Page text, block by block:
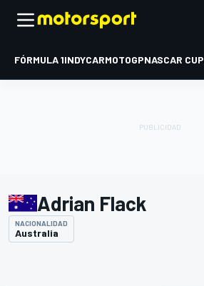
FÓRMULA 1INDYCARMOTOGPNASCAR CUP
Adrian Flack
NACIONALIDAD
Australia